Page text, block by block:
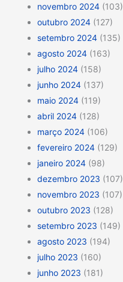
novembro 2024 (103)
outubro 2024 (127)
setembro 2024 (135)
agosto 2024 (163)
julho 2024 (158)
junho 2024 (137)
maio 2024 (119)
abril 2024 (128)
março 2024 (106)
fevereiro 2024 (129)
janeiro 2024 (98)
dezembro 2023 (107)
novembro 2023 (107)
outubro 2023 (128)
setembro 2023 (149)
agosto 2023 (194)
julho 2023 (160)
junho 2023 (181)